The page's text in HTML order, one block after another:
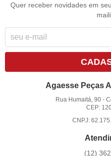
Quer receber novidades em
Agaesse Peças
Rua Humaitá, 90 -
CEP:
CNPJ:
(12)